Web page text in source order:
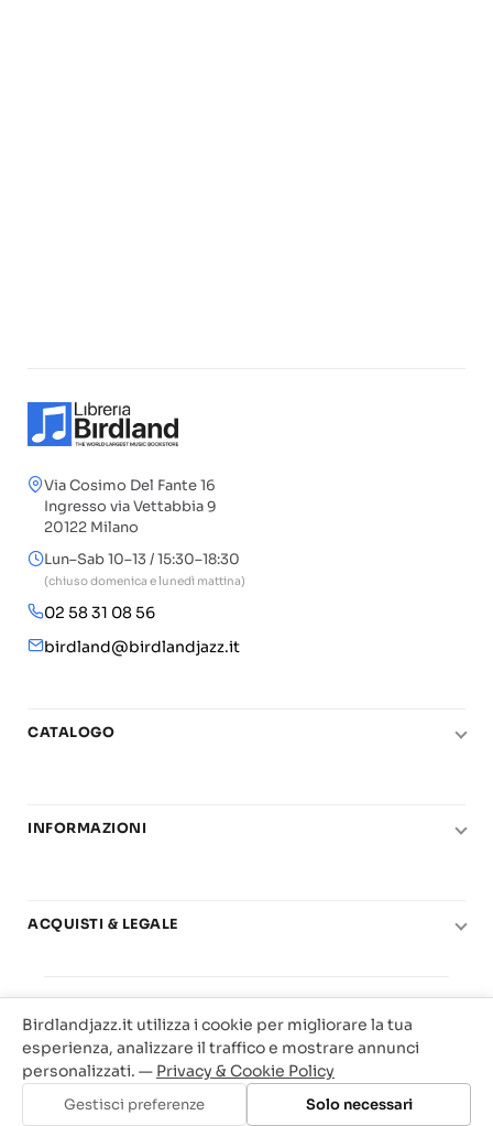
Aggiungi al carrello
Via Cosimo Del Fante 16
Ingresso via Vettabbia 9
20122 Milano
Lun–Sab 10–13 / 15:30–18:30
(chiuso domenica e lunedì mattina)
02 58 31 08 56
birdland@birdlandjazz.it
CATALOGO
Chitarra
Basi play-along
Offerte
INFORMAZIONI
Carta del Docente
ACQUISTI & LEGALE
Privacy & Cookie
Traccia il tuo ordine
Birdland Milano. P.Iva 12093700156
Web Agency Milano
Birdlandjazz.it utilizza i cookie per migliorare la tua
esperienza, analizzare il traffico e mostrare annunci
personalizzati. — Privacy & Cookie Policy
Gestisci preferenze Solo necessari